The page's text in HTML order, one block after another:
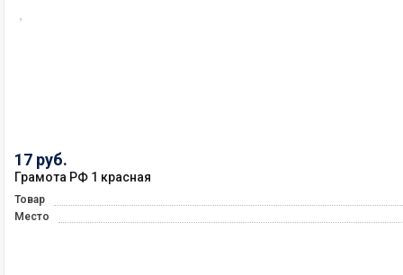
17 руб.
Грамота РФ 1 красная
Товар
Место